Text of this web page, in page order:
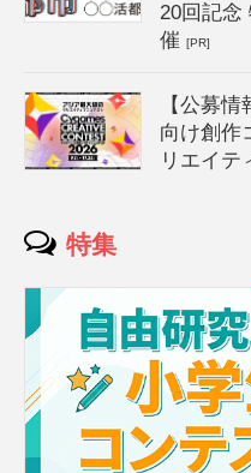
20回記念
催[PR]
【公募
向け創作
リエイテ
特集